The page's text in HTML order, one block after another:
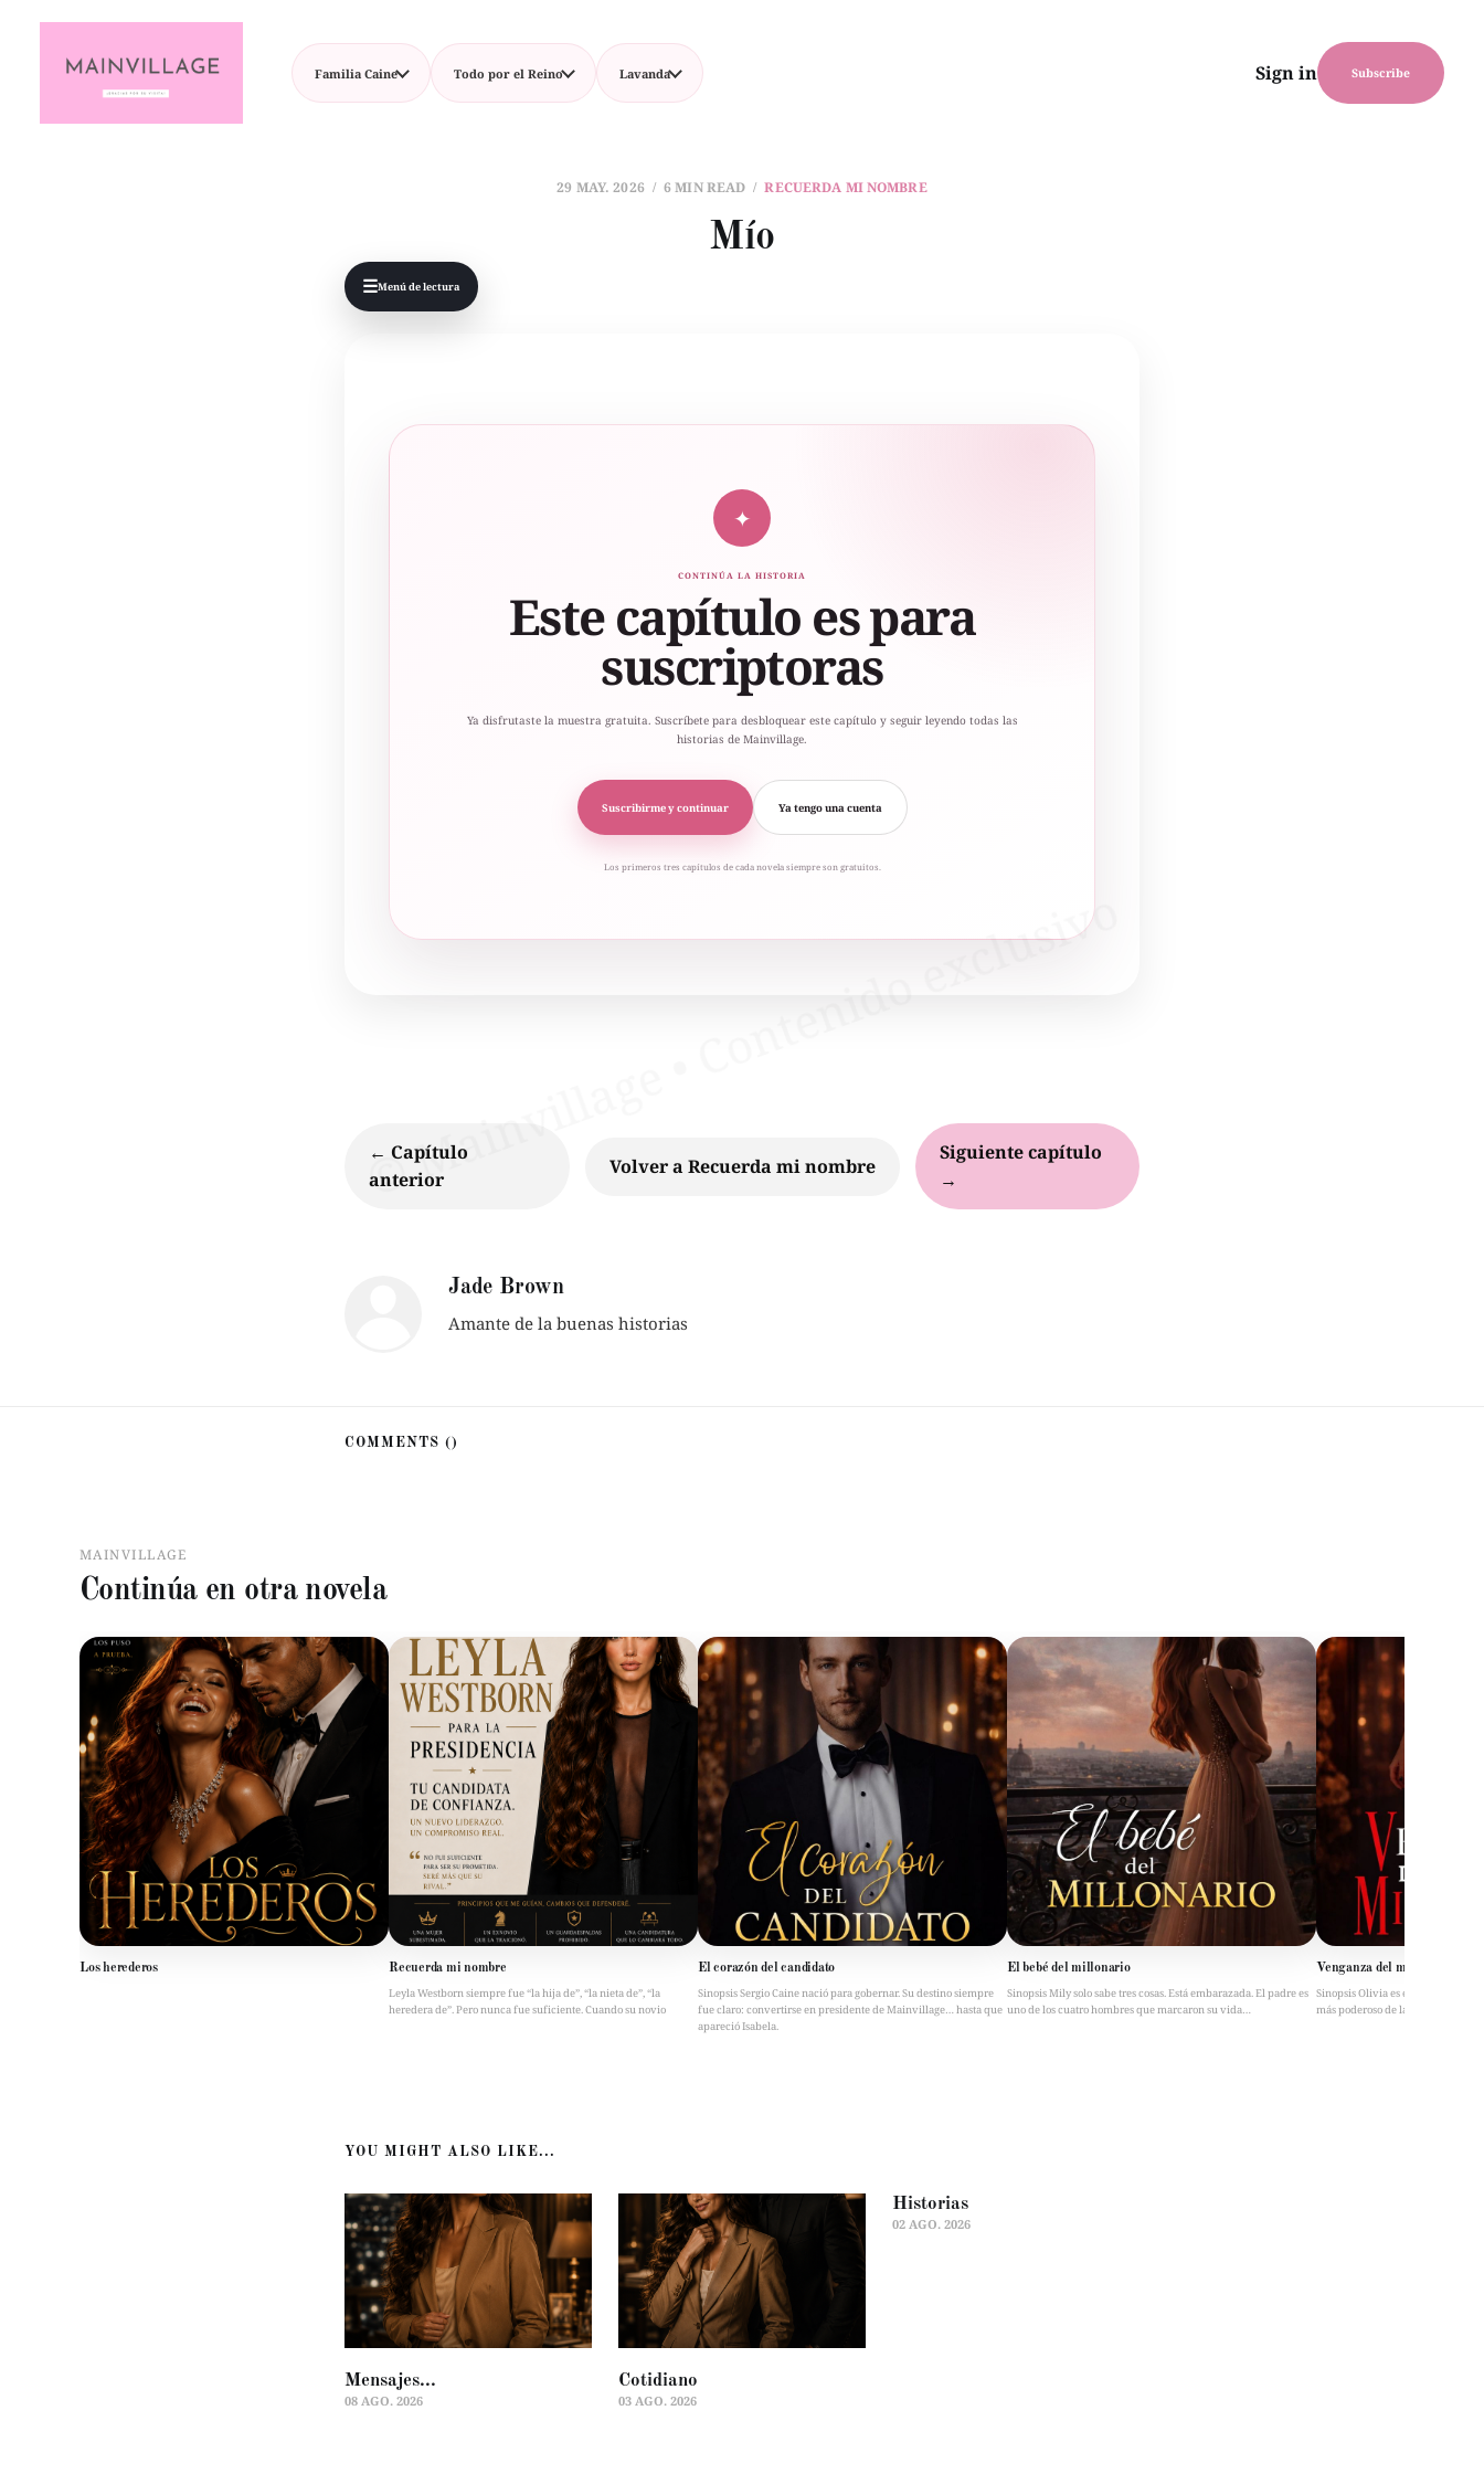
Familia Caine Todo por el Reino Lavanda Sign in Subscribe
29 MAY. 2026 6 MIN READ RECUERDA MI NOMBRE
Mío
☰Menú de lectura
✦
CONTINÚA LA HISTORIA
Este capítulo es para
suscriptoras
Ya disfrutaste la muestra gratuita. Suscríbete para desbloquear este capítulo y seguir leyendo todas las
historias de Mainvillage.
Suscribirme y continuar Ya tengo una cuenta
Los primeros tres capítulos de cada novela siempre son gratuitos.
← Capítulo
anterior
Volver a Recuerda mi nombre
Siguiente capítulo
→
Jade Brown
Amante de la buenas historias
COMMENTS ()
MAINVILLAGE
Continúa en otra novela
Los herederos Recuerda mi nombre
Leyla Westborn siempre fue “la hija de”, “la nieta de”, “la
heredera de”. Pero nunca fue suficiente. Cuando su novio
El corazón del candidato
Sinopsis Sergio Caine nació para gobernar. Su destino siempre
fue claro: convertirse en presidente de Mainvillage… hasta que
apareció Isabela.
El bebé del millonario
Sinopsis Mily solo sabe tres cosas. Está embarazada. El padre es
uno de los cuatro hombres que marcaron su vida…
Venganza del millonario
Sinopsis Olivia es el secreto
más poderoso de la ciudad: su
YOU MIGHT ALSO LIKE...
Mensajes...
08 AGO. 2026
Cotidiano
03 AGO. 2026
Historias
02 AGO. 2026